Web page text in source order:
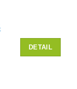
DETAIL